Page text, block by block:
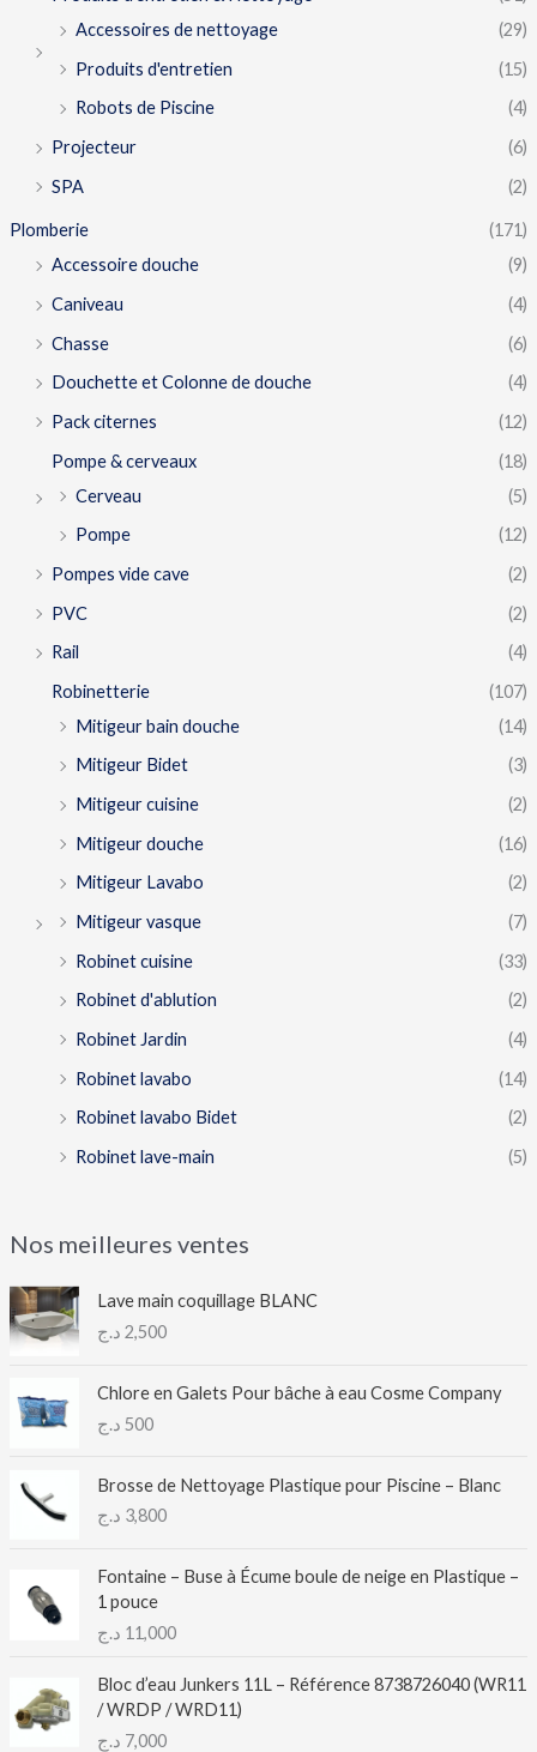
Accessoires de nettoyage
(29)
Produits d'entretien
(15)
Robots de Piscine
(4)
Projecteur
(6)
SPA
(2)
Plomberie
(171)
Accessoire douche
(9)
Caniveau
(4)
Chasse
(6)
Douchette et Colonne de douche
(4)
Pack citernes
(12)
Pompe & cerveaux
(18)
Cerveau
(5)
Pompe
(12)
Pompes vide cave
(2)
PVC
(2)
Rail
(4)
Robinetterie
(107)
Mitigeur bain douche
(14)
Mitigeur Bidet
(3)
Mitigeur cuisine
(2)
Mitigeur douche
(16)
Mitigeur Lavabo
(2)
Mitigeur vasque
(7)
Robinet cuisine
(33)
Robinet d'ablution
(2)
Robinet Jardin
(4)
Robinet lavabo
(14)
Robinet lavabo Bidet
(2)
Robinet lave-main
(5)
Nos meilleures ventes
Lave main coquillage BLANC
2,500 د.ج
Chlore en Galets Pour bâche à eau Cosme Company
500 د.ج
Brosse de Nettoyage Plastique pour Piscine – Blanc
3,800 د.ج
Fontaine – Buse à Écume boule de neige en Plastique –
1 pouce
11,000 د.ج
Bloc d’eau Junkers 11L – Référence 8738726040 (WR11
/ WRDP / WRD11)
7,000 د.ج